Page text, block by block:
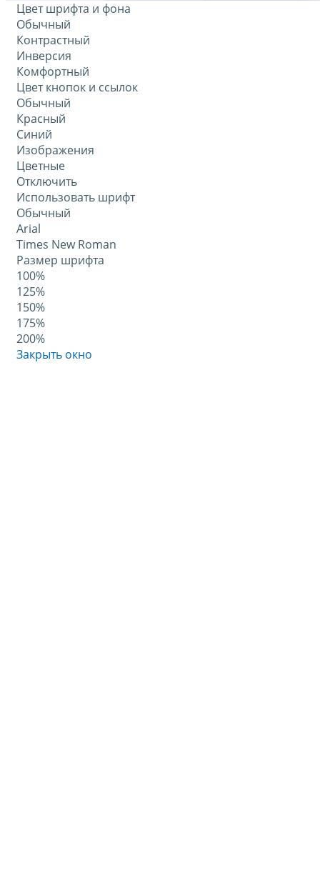
Цвет шрифта и фона
Обычный
Контрастный
Инверсия
Комфортный
Цвет кнопок и ссылок
Обычный
Красный
Синий
Изображения
Цветные
Отключить
Использовать шрифт
Обычный
Arial
Times New Roman
Размер шрифта
100%
125%
150%
175%
200%
Закрыть окно